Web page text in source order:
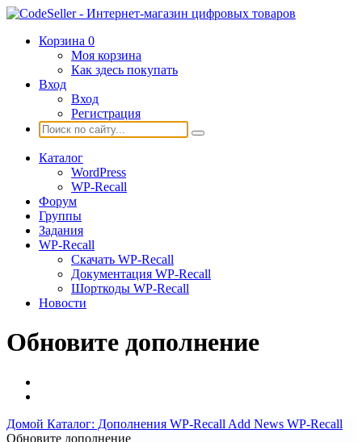
Корзина 0
Моя корзина
Как здесь покупать
Вход
Вход
Регистрация
Каталог
WordPress
WP-Recall
Форум
Группы
Задания
WP-Recall
Скачать WP-Recall
Документация WP-Recall
Шорткоды WP-Recall
Новости
Обновите дополнение
Домой Каталог: Дополнения WP-Recall Add News WP-Recall
Обновите дополнение